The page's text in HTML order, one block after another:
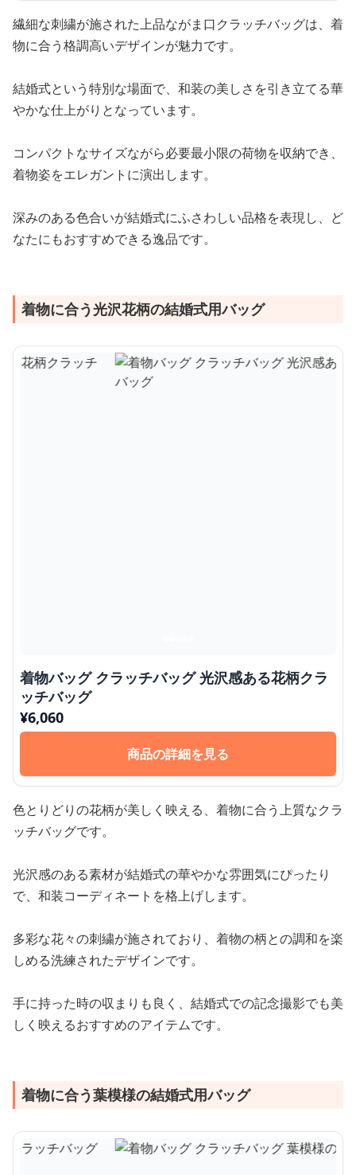
繊細な刺繍が施された上品ながま口クラッチバッグは、着
物に合う格調高いデザインが魅力です。
結婚式という特別な場面で、和装の美しさを引き立てる華
やかな仕上がりとなっています。
コンパクトなサイズながら必要最小限の荷物を収納でき、
着物姿をエレガントに演出します。
深みのある色合いが結婚式にふさわしい品格を表現し、ど
なたにもおすすめできる逸品です。
着物に合う光沢花柄の結婚式用バッグ
着物バッグ クラッチバッグ 光沢感ある花柄クラ
ッチバッグ
¥6,060
商品の詳細を見る
色とりどりの花柄が美しく映える、着物に合う上質なクラ
ッチバッグです。
光沢感のある素材が結婚式の華やかな雰囲気にぴったり
で、和装コーディネートを格上げします。
多彩な花々の刺繍が施されており、着物の柄との調和を楽
しめる洗練されたデザインです。
手に持った時の収まりも良く、結婚式での記念撮影でも美
しく映えるおすすめのアイテムです。
着物に合う葉模様の結婚式用バッグ